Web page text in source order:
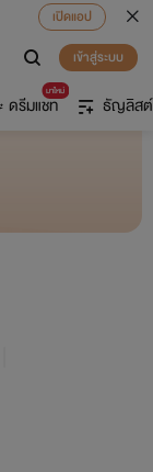
เปิดแอป
เข้าสู่ระบบ
มาใหม่
ดรีมแชท ธัญลิสต์